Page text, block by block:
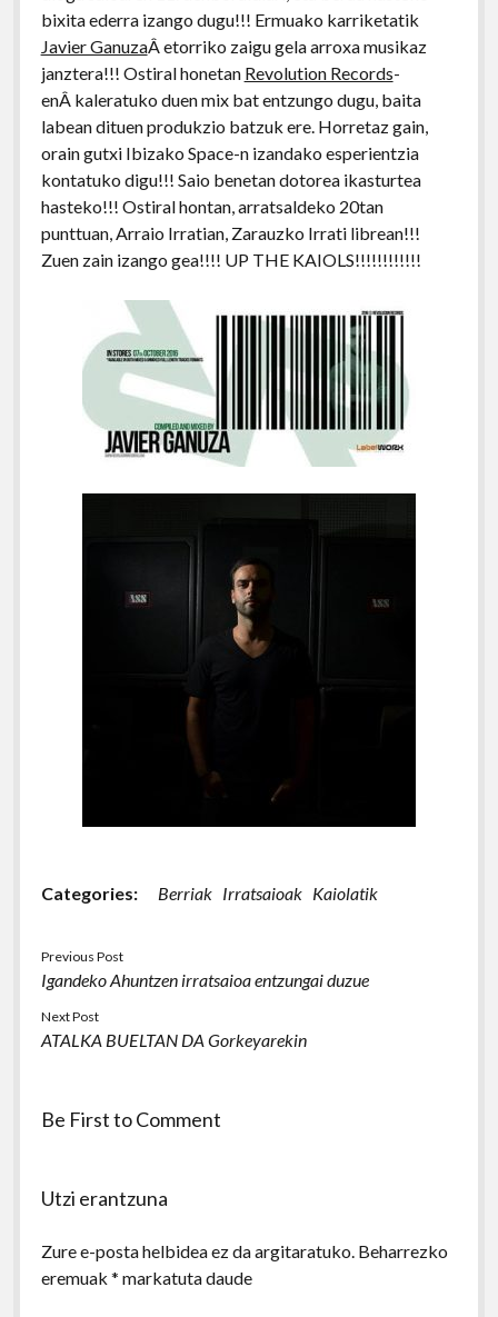
bixita ederra izango dugu!!! Ermuako karriketatik
Javier GanuzaÂ etorriko zaigu gela arroxa musikaz
janztera!!! Ostiral honetan Revolution Records-
enÂ kaleratuko duen mix bat entzungo dugu, baita
labean dituen produkzio batzuk ere. Horretaz gain,
orain gutxi Ibizako Space-n izandako esperientzia
kontatuko digu!!! Saio benetan dotorea ikasturtea
hasteko!!! Ostiral hontan, arratsaldeko 20tan
punttuan, Arraio Irratian, Zarauzko Irrati librean!!!
Zuen zain izango gea!!!! UP THE KAIOLS!!!!!!!!!!!!
Categories: Berriak Irratsaioak Kaiolatik
Previous Post
Igandeko Ahuntzen irratsaioa entzungai duzue
Next Post
ATALKA BUELTAN DA Gorkeyarekin
Be First to Comment
Utzi erantzuna
Zure e-posta helbidea ez da argitaratuko. Beharrezko
eremuak * markatuta daude